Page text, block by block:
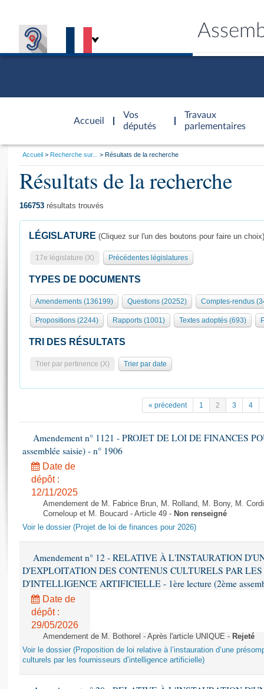
Accueil
d'accueil
Vos
députés
Travaux
parlementaires
Présidence
577 députés
Groupes politiques
Séance publique
Commissions et autres organes
Europe et International
Pétitions
Projets de loi
Propositions de loi
Amendements
Textes adoptés
Rapports d'information
Rapports d'enquête
Rapports sur l'application des lois
Baromètre de l’application des lois
Dossiers législatifs
Budget et sécurité sociale
Questions écrites et orales
Comptes rendus des débats
Général
Rôle et pouvoirs de l'Assemblée
Organisation de l'Assemblée
Présidence Conférence des Présidents Bureau Collège des
Statistiques et chiffres clés
( Constitution | Règlement de l'Assemblée ... )
Juniors
Anciennes législatures
Liens vers les sites publics
Visiter l'Assemblée
Visite virtuelle du palais Bourbon
Assister à une séance
Contacts et plan d'accès
Photos libres de droit
Vous
Accueil Recherche sur... Résultats de la recherche
Résultats de la recherche
166753 résultats trouvés
LÉGISLATURE (Cliquez sur l'un des boutons pour faire un choix)
17e législature (X) Précédentes législatures
TYPES DE DOCUMENTS
Amendements (136199) Questions (20252) Comptes-rendus
Propositions (2244) Rapports (1001) Textes adoptés (693)
TRI DES RÉSULTATS
Trier par pertinence (X) Trier par date
« précedent 1 2 3 4
Amendement n° 1121 - PROJET DE LOI DE FINANCES
assemblée saisie) - n° 1906
Date de
dépôt :
12/11/2025
Amendement de M. Fabrice Brun, M. Rolland, M. Bony, M.
Corneloup et M. Boucard - Article 49 - Non renseigné
Voir le dossier (Projet de loi de finances pour 2026)
Amendement n° 12 - RELATIVE À L'INSTAURATION
D'EXPLOITATION DES CONTENUS CULTURELS PAR LES
D'INTELLIGENCE ARTIFICIELLE - 1ère lecture (2ème
Date de
dépôt :
29/05/2026
Amendement de M. Bothorel - Après l'article UNIQUE - Rejeté
Voir le dossier (Proposition de loi relative à l’instauration d’une
culturels par les fournisseurs d’intelligence artificielle)